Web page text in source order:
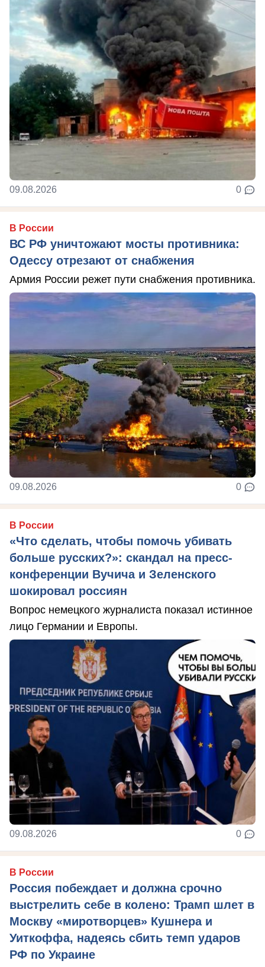
09.08.2026 0
В России
ВС РФ уничтожают мосты противника:
Одессу отрезают от снабжения
Армия России режет пути снабжения противника.
09.08.2026 0
В России
«Что сделать, чтобы помочь убивать
больше русских?»: скандал на пресс-
конференции Вучича и Зеленского
шокировал россиян
Вопрос немецкого журналиста показал истинное
лицо Германии и Европы.
09.08.2026 0
В России
Россия побеждает и должна срочно
выстрелить себе в колено: Трамп шлет в
Москву «миротворцев» Кушнера и
Уиткоффа, надеясь сбить темп ударов
РФ по Украине